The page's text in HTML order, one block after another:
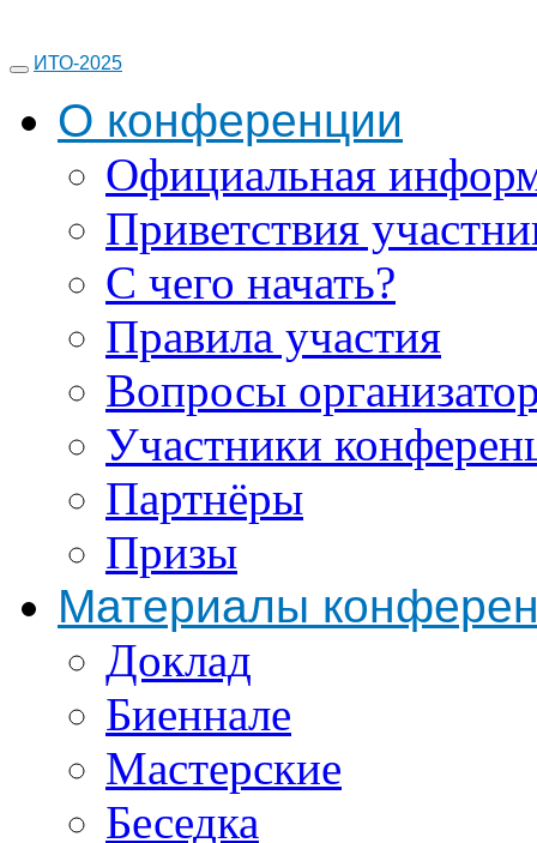
ИТО-2025
О конференции
Официальная
Приветствия
С чего начать?
Правила участия
Вопросы
Участники
Партнёры
Призы
Материалы
Доклад
Биеннале
Мастерские
Беседка